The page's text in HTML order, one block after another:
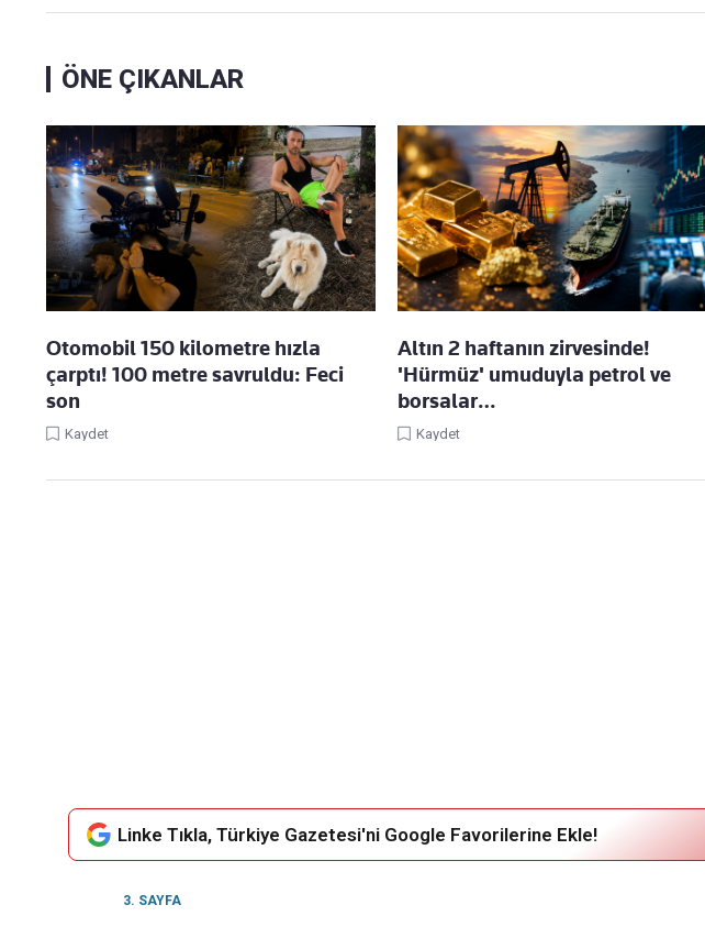
ÖNE ÇIKANLAR
Otomobil 150 kilometre hızla
çarptı! 100 metre savruldu: Feci
son
Kaydet
Altın 2 haftanın zirvesinde!
'Hürmüz' umuduyla petrol ve
borsalar…
Kaydet
Linke Tıkla, Türkiye Gazetesi'ni Google Favorilerine Ekle!
3. SAYFA